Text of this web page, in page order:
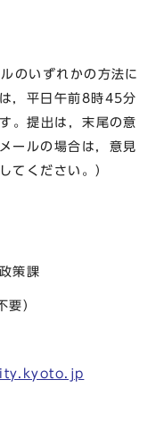
いずれかの方法に
，平日午前8時45分
。提出は，末尾の意
ールの場合は，意見
てください。）
策課
）